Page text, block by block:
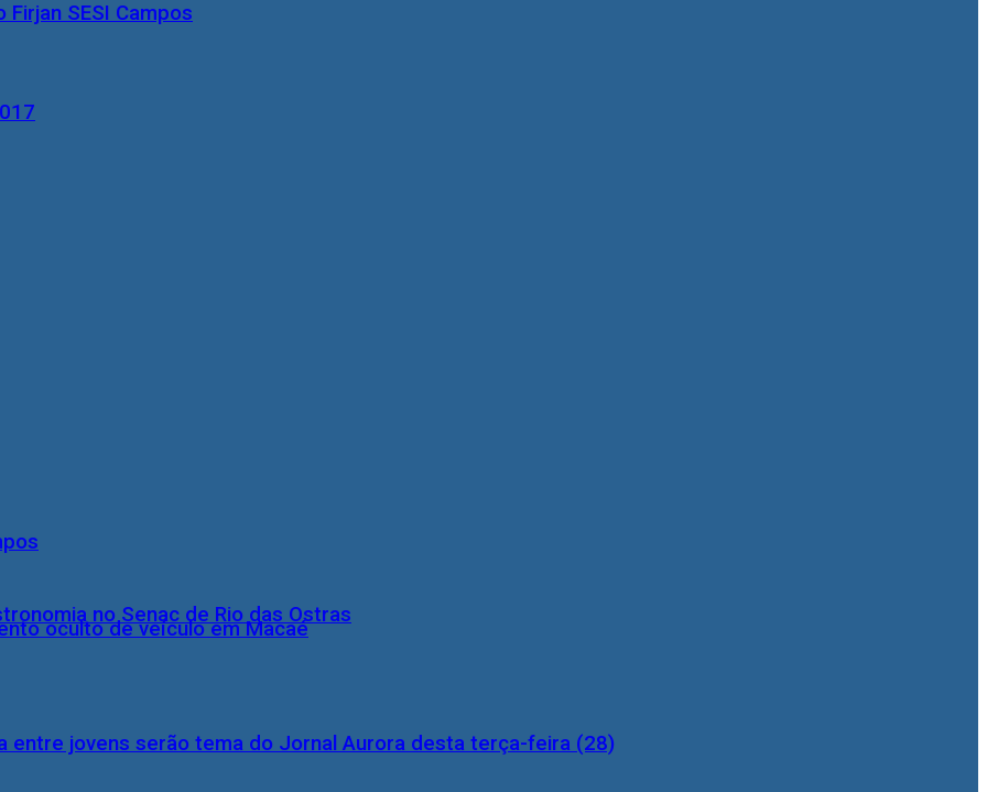
no Senac de Rio das Ostras
entre jovens serão tema do Jornal Aurora desta terça-feira (28)
SESI Campos
oculto de veículo em Macaé